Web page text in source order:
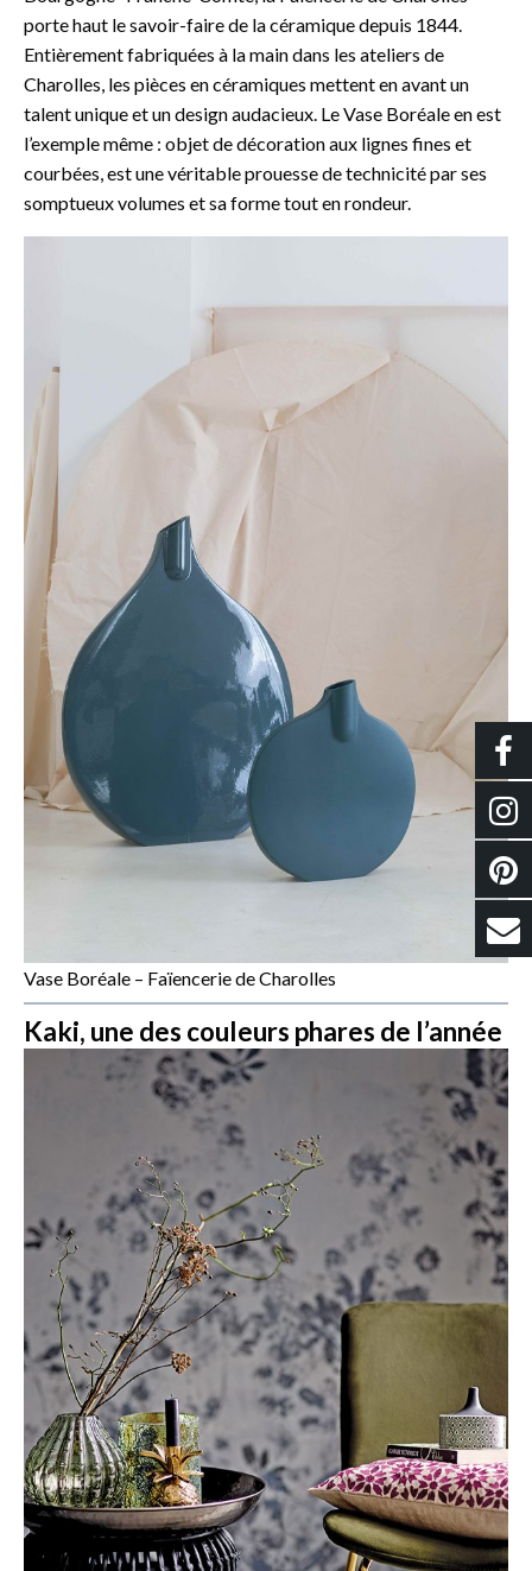
porte haut le savoir-faire de la céramique depuis 1844.
Entièrement fabriquées à la main dans les ateliers de
Charolles, les pièces en céramiques mettent en avant un
talent unique et un design audacieux. Le Vase Boréale en est
l’exemple même : objet de décoration aux lignes fines et
courbées, est une véritable prouesse de technicité par ses
somptueux volumes et sa forme tout en rondeur.
Vase Boréale – Faïencerie de Charolles
Kaki, une des couleurs phares de l’année